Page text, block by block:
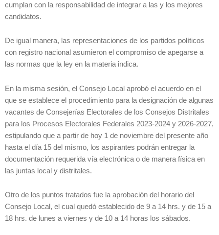
cumplan con la responsabilidad de integrar a las y los mejores
candidatos.
De igual manera, las representaciones de los partidos políticos
con registro nacional asumieron el compromiso de apegarse a
las normas que la ley en la materia indica.
En la misma sesión, el Consejo Local aprobó el acuerdo en el
que se establece el procedimiento para la designación de algunas
vacantes de Consejerías Electorales de los Consejos Distritales
para los Procesos Electorales Federales 2023-2024 y 2026-2027,
estipulando que a partir de hoy 1 de noviembre del presente año
hasta el día 15 del mismo, los aspirantes podrán entregar la
documentación requerida vía electrónica o de manera física en
las juntas local y distritales.
Otro de los puntos tratados fue la aprobación del horario del
Consejo Local, el cual quedó establecido de 9 a 14 hrs. y de 15 a
18 hrs. de lunes a viernes y de 10 a 14 horas los sábados.